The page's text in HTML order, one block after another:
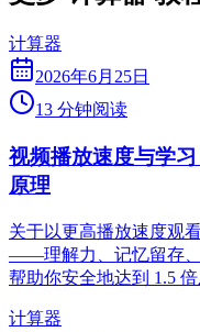
计算器
2026年6月25日
13 分钟阅读
视频播放速度与学
原理
关于以更高播放速度观
——理解力、记忆留存、
帮助你安全地达到 1.5 倍
计算器